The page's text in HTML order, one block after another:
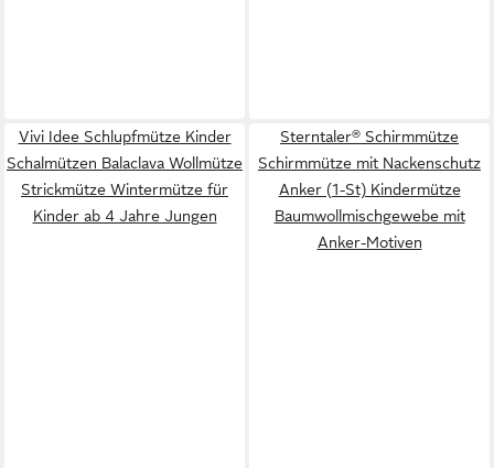
Vivi Idee Schlupfmütze Kinder
Schalmützen Balaclava Wollmütze
Strickmütze Wintermütze für
Kinder ab 4 Jahre Jungen
Sterntaler® Schirmmütze
Schirmmütze mit Nackenschutz
Anker (1-St) Kindermütze
Baumwollmischgewebe mit
Anker-Motiven